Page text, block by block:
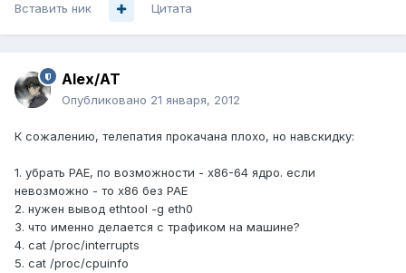
Вставить ник Цитата
Alex/AT
Опубликовано 21 января, 2012
К сожалению, телепатия прокачана плохо, но навскидку:
1. убрать PAE, по возможности - x86-64 ядро. если
невозможно - то x86 без PAE
2. нужен вывод ethtool -g eth0
3. что именно делается с трафиком на машине?
4. cat /proc/interrupts
5. cat /proc/cpuinfo